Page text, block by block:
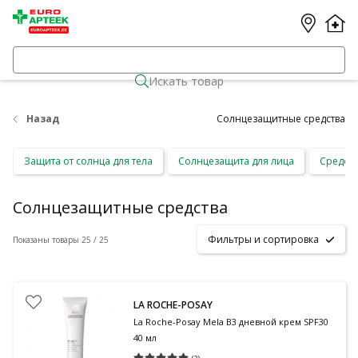
Искать товар
Назад Солнцезащитные средства
Защита от солнца для тела Солнцезащита для лица
Солнцезащитные средства
Показаны товары 25 / 25 Фильтры и сортировка
LA ROCHE-POSAY
La Roche-Posay Mela B3 дневной крем SPF30
40 мл